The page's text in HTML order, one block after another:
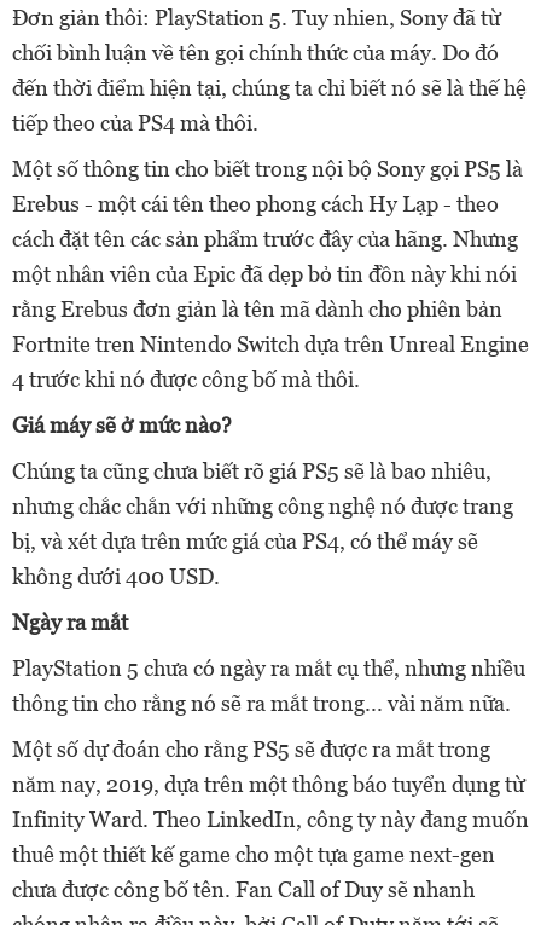
Đơn giản thôi: PlayStation 5. Tuy nhien, Sony đã từ
chối bình luận về tên gọi chính thức của máy. Do đó
đến thời điểm hiện tại, chúng ta chỉ biết nó sẽ là thế hệ
tiếp theo của PS4 mà thôi.
Một số thông tin cho biết trong nội bộ Sony gọi PS5 là
Erebus - một cái tên theo phong cách Hy Lạp - theo
cách đặt tên các sản phẩm trước đây của hãng. Nhưng
một nhân viên của Epic đã dẹp bỏ tin đồn này khi nói
rằng Erebus đơn giản là tên mã dành cho phiên bản
Fortnite tren Nintendo Switch dựa trên Unreal Engine
4 trước khi nó được công bố mà thôi.
Giá máy sẽ ở mức nào?
Chúng ta cũng chưa biết rõ giá PS5 sẽ là bao nhiêu,
nhưng chắc chắn với những công nghệ nó được trang
bị, và xét dựa trên mức giá của PS4, có thể máy sẽ
không dưới 400 USD.
Ngày ra mắt
PlayStation 5 chưa có ngày ra mắt cụ thể, nhưng nhiều
thông tin cho rằng nó sẽ ra mắt trong... vài năm nữa.
Một số dự đoán cho rằng PS5 sẽ được ra mắt trong
năm nay, 2019, dựa trên một thông báo tuyển dụng từ
Infinity Ward. Theo LinkedIn, công ty này đang muốn
thuê một thiết kế game cho một tựa game next-gen
chưa được công bố tên. Fan Call of Duy sẽ nhanh